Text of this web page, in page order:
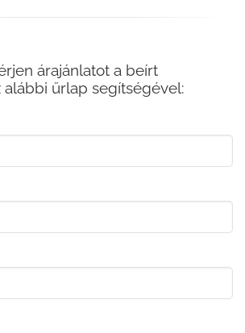
árajánlatot a beírt
alábbi űrlap segítségével: